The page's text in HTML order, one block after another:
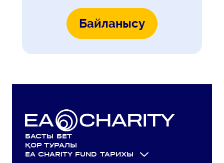
Байланысу
БАСТЫ БЕТ
ҚОР ТУРАЛЫ
EA CHARITY FUND ТАРИХЫ